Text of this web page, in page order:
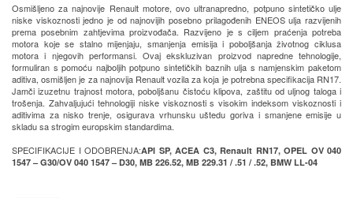
Osmišljeno za najnovije Renault motore, ovo ultranapredno, potpuno sintetičko ulje
niske viskoznosti jedno je od najnovijih posebno prilagođenih ENEOS ulja razvijenih
prema posebnim zahtjevima proizvođača. Razvijeno je s ciljem praćenja potreba
motora koje se stalno mijenjaju, smanjenja emisija i poboljšanja životnog ciklusa
motora i njegovih performansi. Ovaj ekskluzivan proizvod napredne tehnologije,
formuliran s pomoću najboljih potpuno sintetičkih baznih ulja s namjenskim paketom
aditiva, osmišljen je za najnovija Renault vozila za koja je potrebna specifikacija RN17.
Jamči izuzetnu trajnost motora, poboljšanu čistoću klipova, zaštitu od uljnog taloga i
trošenja. Zahvaljujući tehnologiji niske viskoznosti s visokim indeksom viskoznosti i
aditivima za nisko trenje, osigurava vrhunsku uštedu goriva i smanjene emisije u
skladu sa strogim europskim standardima.
SPECIFIKACIJE I ODOBRENJA:API SP, ACEA C3, Renault RN17, OPEL OV 040
1547 – G30/OV 040 1547 – D30, MB 226.52, MB 229.31 / .51 / .52, BMW LL-04